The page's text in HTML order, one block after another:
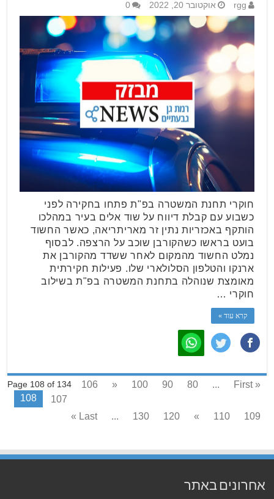
rgg אוקטובר 20, 2022 0
חוקרי תחנת המשטרה בפ"ת פתחו בחקירה לפני
כשבוע עם קבלת דיווח על שוד אלים בעיר במהלכו
הותקף באכזריות נתין זר מאריתריאה, כאשר החשוד
בועט בראשו כשהקורבן שוכב על הרצפה. לבסוף
נמלט החשוד מהמקום לאחר ששדד מהקורבן את
ארנקו והטלפון הסלולארי שלו. פעילות חקירתית
מאומצת שנוהלה בתחנת המשטרה בפ"ת בשילוב
חוקרי …
קרא עוד »
Page 108 of 134 « First
...
80
90
100
«
106
107
108
109
110
»
120
130
...
Last »
אחרונים באתר